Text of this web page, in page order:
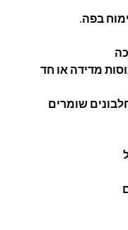
בפה.
גרם קמח (5 כוסות מדידה או חד
שומרים